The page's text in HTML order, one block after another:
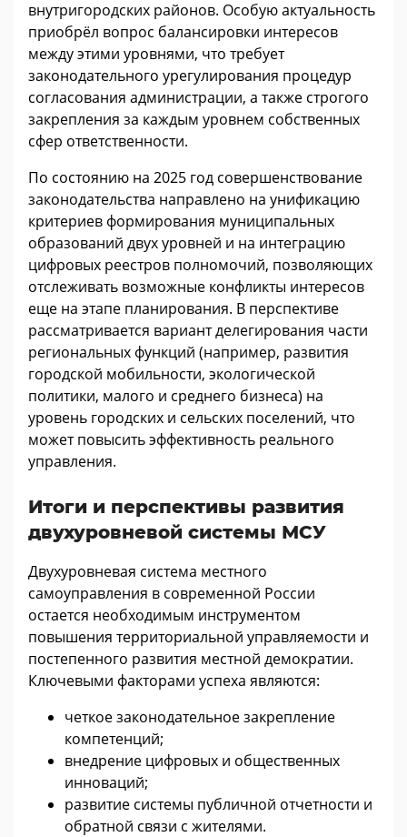
внутригородских районов. Особую актуальность
приобрёл вопрос балансировки интересов
между этими уровнями, что требует
законодательного урегулирования процедур
согласования администрации, а также строгого
закрепления за каждым уровнем собственных
сфер ответственности.
По состоянию на 2025 год совершенствование
законодательства направлено на унификацию
критериев формирования муниципальных
образований двух уровней и на интеграцию
цифровых реестров полномочий, позволяющих
отслеживать возможные конфликты интересов
еще на этапе планирования. В перспективе
рассматривается вариант делегирования части
региональных функций (например, развития
городской мобильности, экологической
политики, малого и среднего бизнеса) на
уровень городских и сельских поселений, что
может повысить эффективность реального
управления.
Итоги и перспективы развития
двухуровневой системы МСУ
Двухуровневая система местного
самоуправления в современной России
остается необходимым инструментом
повышения территориальной управляемости и
постепенного развития местной демократии.
Ключевыми факторами успеха являются:
четкое законодательное закрепление
компетенций;
внедрение цифровых и общественных
инноваций;
развитие системы публичной отчетности и
обратной связи с жителями.